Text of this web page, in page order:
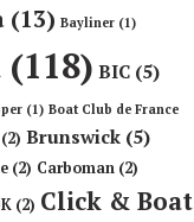
(13) Bayliner (1)
(118) BIC (5)
(1) Boat Club de France
(2) Brunswick (5)
(2) Carboman (2)
(2) Click & Boat